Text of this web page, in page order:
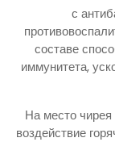
с
составе
иммунитета,
На место
воздействие